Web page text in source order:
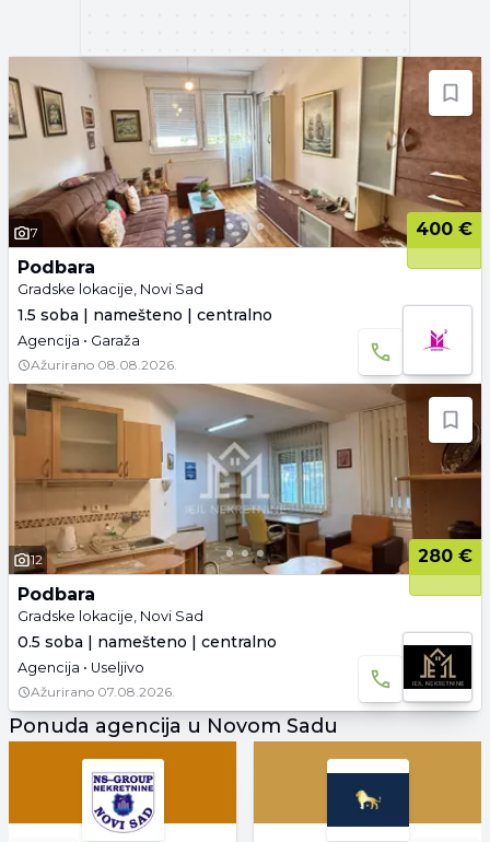
7
400 €
Podbara
Gradske lokacije, Novi Sad
1.5 soba | namešteno | centralno
Agencija • Garaža
Ažurirano 08.08.2026.
12
280 €
Podbara
Gradske lokacije, Novi Sad
0.5 soba | namešteno | centralno
Agencija • Useljivo
Ažurirano 07.08.2026.
Ponuda agencija u Novom Sadu